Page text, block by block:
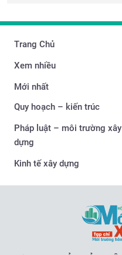
Trang Chủ
Xem nhiều
Mới nhất
Quy hoạch – kiến trúc
Pháp luật – môi trường xây
dựng
Kinh tế xây dựng